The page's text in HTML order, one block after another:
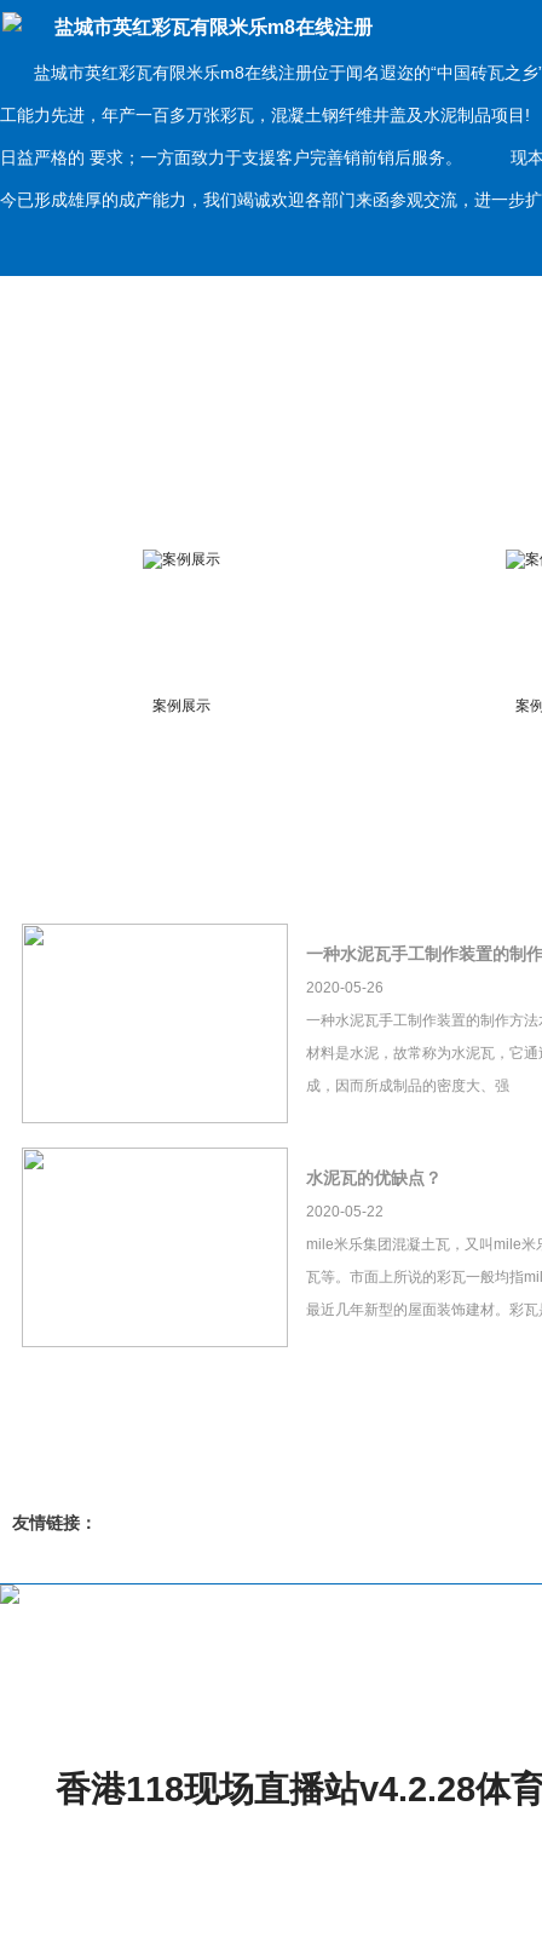
盐城市英红彩瓦有限米乐m8在线注册
盐城市英红彩瓦有限米乐m8在线注册位于闻名遐迩的“中国砖瓦之乡
工能力先进，年产一百多万张彩瓦，混凝土钢纤维井盖及水泥制品项
日益严格的 要求；一方面致力于支援客户完善销前销后服务。 现本
今已形成雄厚的成产能力，我们竭诚欢迎各部门来函参观交流，进一
案例展示 案
一种水泥瓦手工制作装置的制
2020-05-26
一种水泥瓦手工制作装置的制作方
材料是水泥，故常称为水泥瓦，它
成，因而所成制品的密度大、强
水泥瓦的优缺点？
2020-05-22
mile米乐集团混凝土瓦，又叫mile米
瓦等。市面上所说的彩瓦一般均指
最近几年新型的屋面装饰建材。彩
友情链接：
香港118现场直播站v4.2.28体